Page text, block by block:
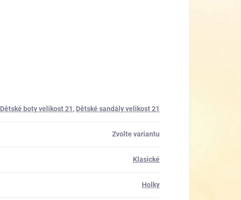
Dětské boty velikost 21, Dětské sandály velikost 21
Zvolte variantu
Klasické
Holky